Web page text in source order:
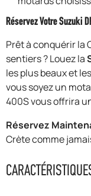
Réservez Votre Suzuki
Prêt à conquérir la
sentiers ? Louez la
les plus beaux et
vous soyez un
400S vous offrira
Réservez
Crète comme